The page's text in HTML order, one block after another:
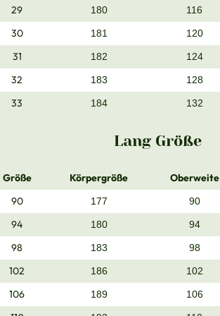
29 180 116
30 181 120
31 182 124
32 183 128
33 184 132
Lang Größe
Größe Körpergröße Oberweite
90
177 90
94 180 94
98 183 98
102 186 102
106 189 106